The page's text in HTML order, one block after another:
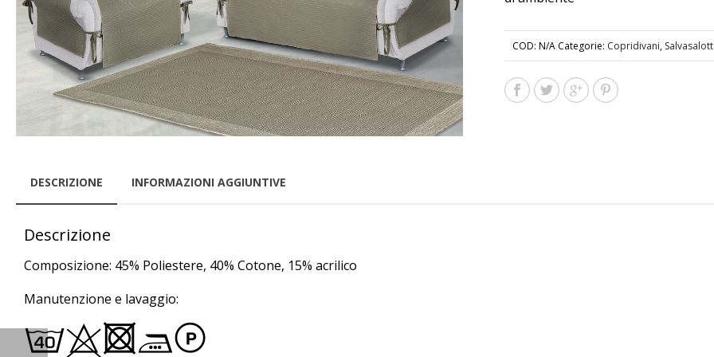
COD: N/A Categorie: Copridivani,
DESCRIZIONE INFORMAZIONI AGGIUNTIVE
Descrizione
Composizione: 45% Poliestere, 40% Cotone, 15% acrilico
Manutenzione e lavaggio:
hHRFL